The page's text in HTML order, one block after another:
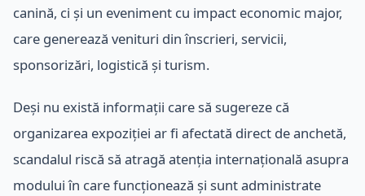
canină, ci și un eveniment cu impact economic major,
care generează venituri din înscrieri, servicii,
sponsorizări, logistică și turism.
Deși nu există informații care să sugereze că
organizarea expoziției ar fi afectată direct de anchetă,
scandalul riscă să atragă atenția internațională asupra
modului în care funcționează și sunt administrate